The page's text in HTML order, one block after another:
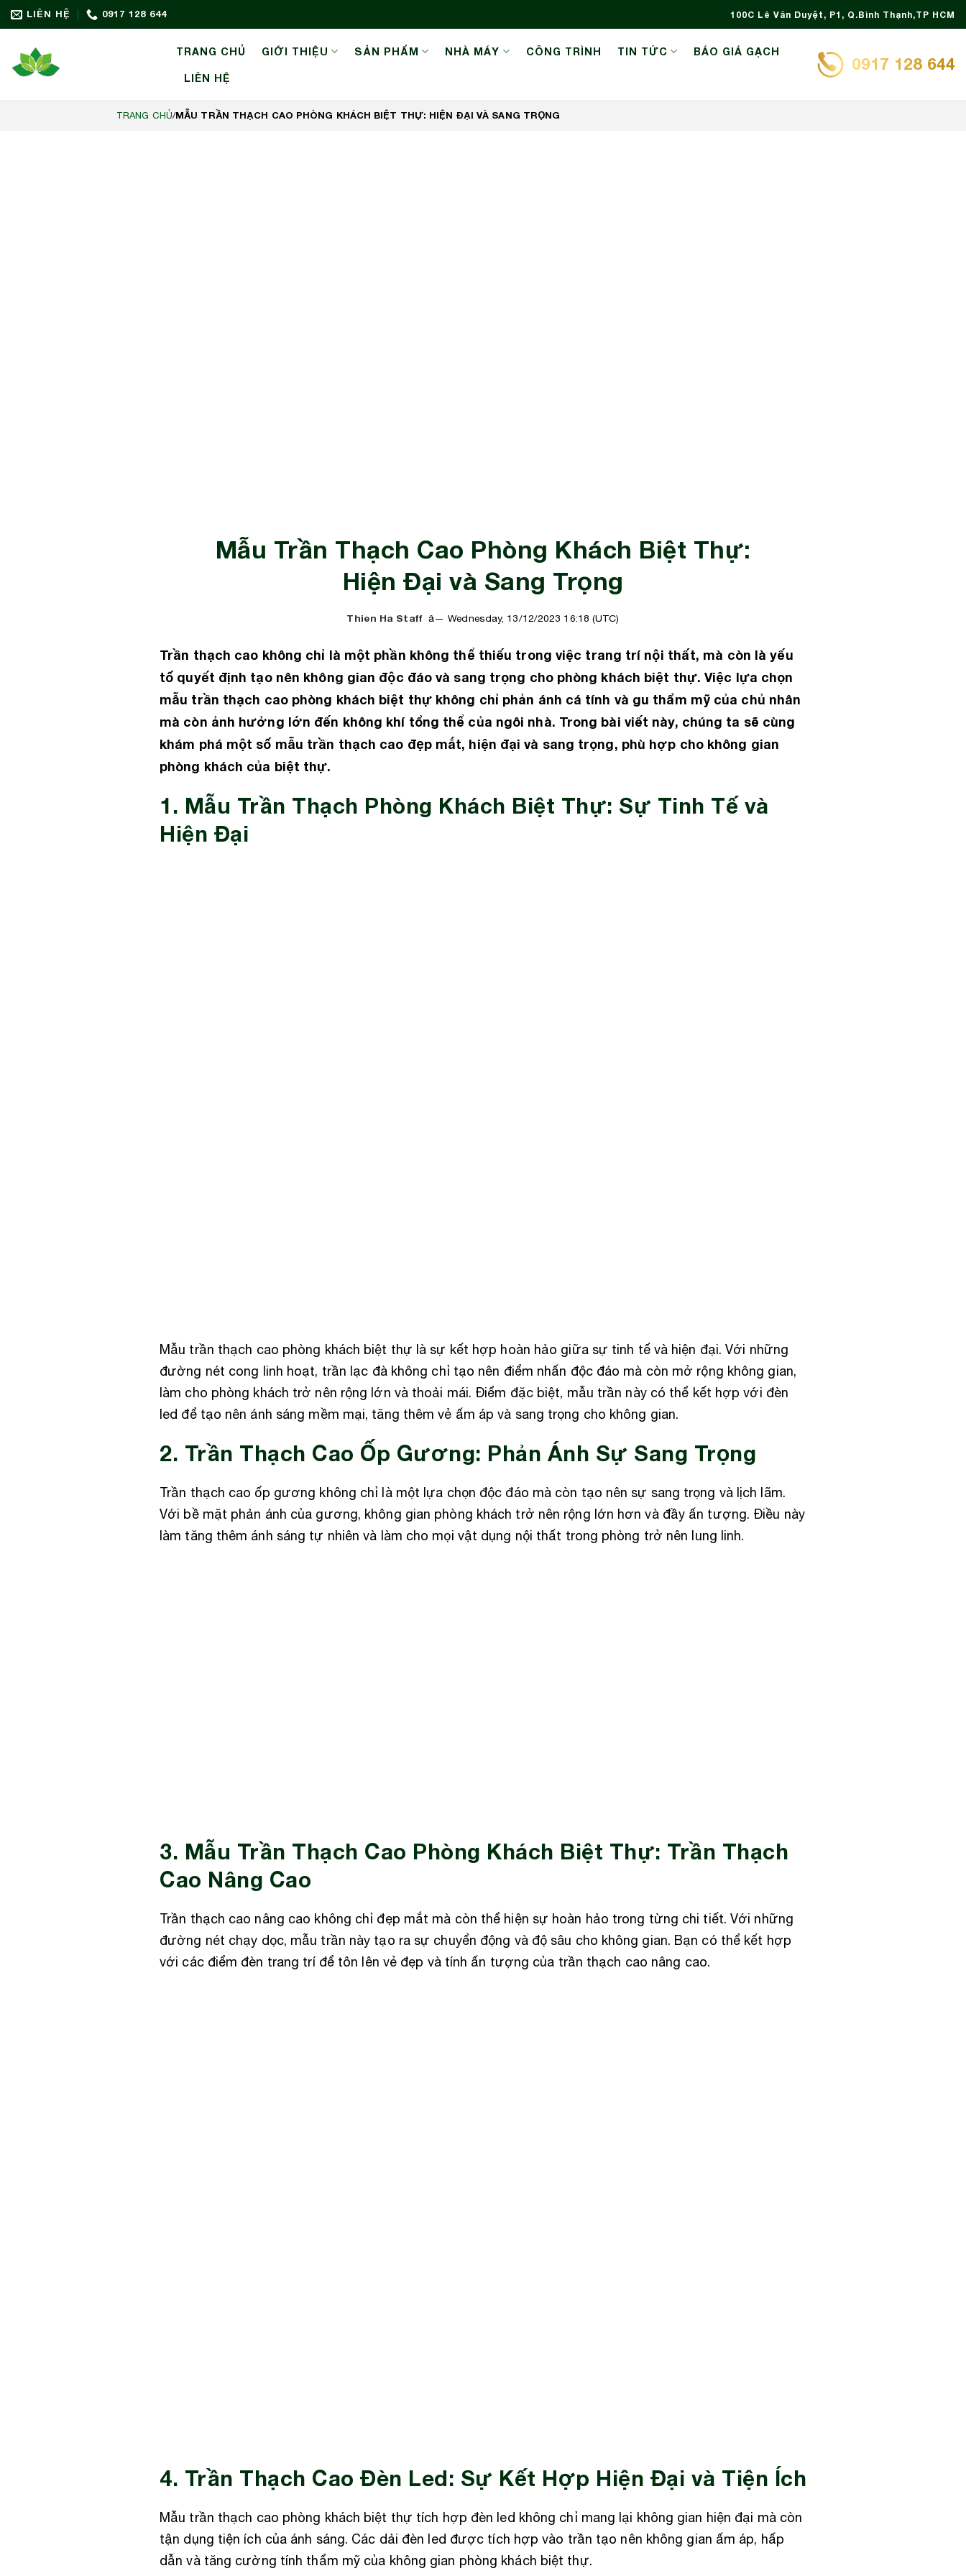
Bỏ
qua
dung
LIÊN HỆ 0917 128 644 100C Lê Văn Duyệt, P1, Q.Bình Thạnh,TP HCM
TRANG CHỦ GIỚI THIỆU SẢN PHẨM NHÀ MÁY CÔNG TRÌNH TIN TỨC BÁO GIÁ GẠCH
LIÊN HỆ
0917 128 644
TRANG CHỦ/MẪU TRẦN THẠCH CAO PHÒNG KHÁCH BIỆT THỰ: HIỆN ĐẠI VÀ SANG TRỌNG
Mẫu Trần Thạch Cao Phòng Khách Biệt Thự:
Hiện Đại và Sang Trọng
Thien Ha Staff Wednesday, 13/12/2023 16:18 (UTC)
Trần thạch cao không chỉ là một phần không thể thiếu trong việc trang trí nội thất, mà còn là yếu
tố quyết định tạo nên không gian độc đáo và sang trọng cho phòng khách biệt thự. Việc lựa chọn
mẫu trần thạch cao phòng khách biệt thự không chỉ phản ánh cá tính và gu thẩm mỹ của chủ nhân
mà còn ảnh hưởng lớn đến không khí tổng thể của ngôi nhà. Trong bài viết này, chúng ta sẽ cùng
khám phá một số mẫu trần thạch cao đẹp mắt, hiện đại và sang trọng, phù hợp cho không gian
phòng khách của biệt thự.
1. Mẫu Trần Thạch Phòng Khách Biệt Thự: Sự Tinh Tế và
Hiện Đại
Mẫu trần thạch cao phòng khách biệt thự là sự kết hợp hoàn hảo giữa sự tinh tế và hiện đại. Với những
đường nét cong linh hoạt, trần lạc đà không chỉ tạo nên điểm nhấn độc đáo mà còn mở rộng không gian,
làm cho phòng khách trở nên rộng lớn và thoải mái. Điểm đặc biệt, mẫu trần này có thể kết hợp với đèn
led để tạo nên ánh sáng mềm mại, tăng thêm vẻ ấm áp và sang trọng cho không gian.
2. Trần Thạch Cao Ốp Gương: Phản Ánh Sự Sang Trọng
Trần thạch cao ốp gương không chỉ là một lựa chọn độc đáo mà còn tạo nên sự sang trọng và lịch lãm.
Với bề mặt phản ánh của gương, không gian phòng khách trở nên rộng lớn hơn và đầy ấn tượng. Điều này
làm tăng thêm ánh sáng tự nhiên và làm cho mọi vật dụng nội thất trong phòng trở nên lung linh.
3. Mẫu Trần Thạch Cao Phòng Khách Biệt Thự: Trần Thạch
Cao Nâng Cao
Trần thạch cao nâng cao không chỉ đẹp mắt mà còn thể hiện sự hoàn hảo trong từng chi tiết. Với những
đường nét chạy dọc, mẫu trần này tạo ra sự chuyển động và độ sâu cho không gian. Bạn có thể kết hợp
với các điểm đèn trang trí để tôn lên vẻ đẹp và tính ấn tượng của trần thạch cao nâng cao.
4. Trần Thạch Cao Đèn Led: Sự Kết Hợp Hiện Đại và Tiện Ích
Mẫu trần thạch cao phòng khách biệt thự tích hợp đèn led không chỉ mang lại không gian hiện đại mà còn
tận dụng tiện ích của ánh sáng. Các dải đèn led được tích hợp vào trần tạo nên không gian ấm áp, hấp
dẫn và tăng cường tính thẩm mỹ của không gian phòng khách biệt thự.